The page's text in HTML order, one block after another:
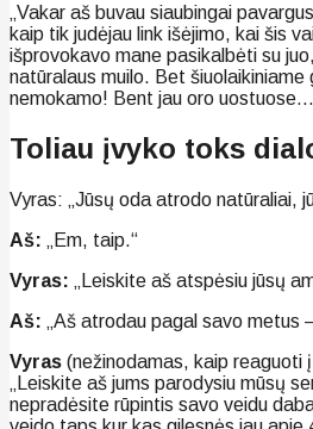
„Vakar aš buvau siaubingai
kaip tik judėjau link išėjimo, kai šis
išprovokavo mane pasikalbėti su
natūralaus muilo. Bet šiuolaikiniame
nemokamo! Bent jau oro uostuose…
Toliau įvyko toks
Vyras: „Jūsų oda atrodo natūraliai,
Aš: „Em, taip.“
Vyras: „Leiskite aš atspėsiu jūsų
Aš: „Aš atrodau pagal savo metus
Vyras (nežinodamas, kaip reaguoti
„Leiskite aš jums parodysiu mūsų
nepradėsite rūpintis savo veidu